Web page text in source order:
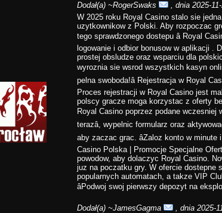
Dodał(a) ~RogerSwaks
, dnia 2025-
W 2025 roku Royal Casino stalo sie
uzytkownikow z Polski. Aby rozpoczac
tego sprawdzonego dostepu â Royal
logowanie i odbior bonusow w aplikacji .
prostej obsludze oraz wsparciu dla
wyroznia sie wsrod wszystkich kasyn
pelna swoboda!â Rejestracja w Royal
Proces rejestracji w Royal Casino jest
polscy gracze moga korzystac z oferty
Royal Casino poprzez podane wczesniej
terazâ, wypelnic formularz oraz
aby zaczac grac. âZaloz konto w minute
Casino Polska | Promocje Specjalne
powodow, aby dolaczyc Royal Casino.
juz na poczatku gry. W ofercie dostepne
popularnych automatach, a takze VIP
âPodwoj swoj pierwszy depozyt na
Dodał(a) ~JamesGagma
, dnia 2025-